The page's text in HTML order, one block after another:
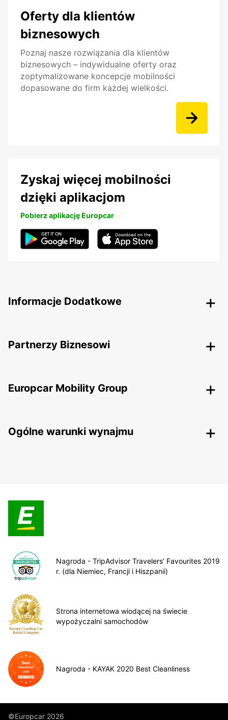
Oferty dla klientów
biznesowych
Poznaj nasze rozwiązania dla klientów
biznesowych – indywidualne oferty oraz
zoptymalizowane koncepcje mobilności
dopasowane do firm każdej wielkości.
Zyskaj więcej mobilności
dzięki aplikacjom
Pobierz aplikację Europcar
Informacje Dodatkowe
Partnerzy Biznesowi
Europcar Mobility Group
Ogólne warunki wynajmu
Nagroda - TripAdvisor Travelers’ Favourites 2019
r. (dla Niemiec, Francji i Hiszpanii)
Strona internetowa wiodącej na świecie
wypożyczalni samochodów
Nagroda - KAYAK 2020 Best Cleanliness
©Europcar 2026